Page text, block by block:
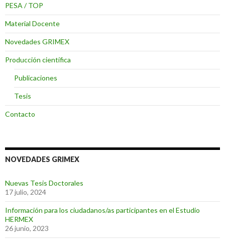
PESA / TOP
Material Docente
Novedades GRIMEX
Producción científica
Publicaciones
Tesis
Contacto
NOVEDADES GRIMEX
Nuevas Tesis Doctorales
17 julio, 2024
Información para los ciudadanos/as participantes en el Estudio
HERMEX
26 junio, 2023